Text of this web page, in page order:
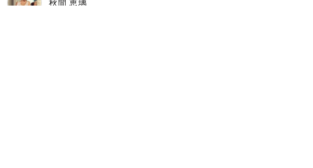
秋間 恵璃